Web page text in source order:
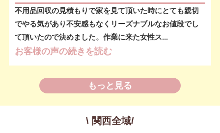
不用品回収の見積もりで家を見て頂いた時にとても親切
でやる気があり不安感もなくリーズナブルなお値段でし
て頂いたので決めました。作業に来た女性ス...
お客様の声の続きを読む
もっと見る
\ 関西全域/